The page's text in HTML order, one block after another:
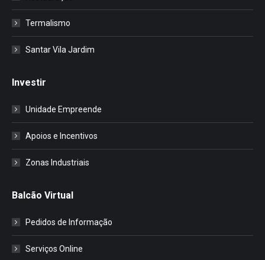
Termalismo
Santar Vila Jardim
Investir
Unidade Empreende
Apoios e Incentivos
Zonas Industriais
Balcão Virtual
Pedidos de Informação
Serviços Online